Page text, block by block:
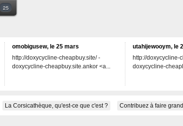
25
omobigusew, le 25 mars
http://doxycycline-cheapbuy.site/ -
doxycycline-cheapbuy.site.ankor <a...
utahijewooym, le
http://doxycycline-
doxycycline-
La Corsicathèque, qu'est-ce que c'est ? Contribuez à faire